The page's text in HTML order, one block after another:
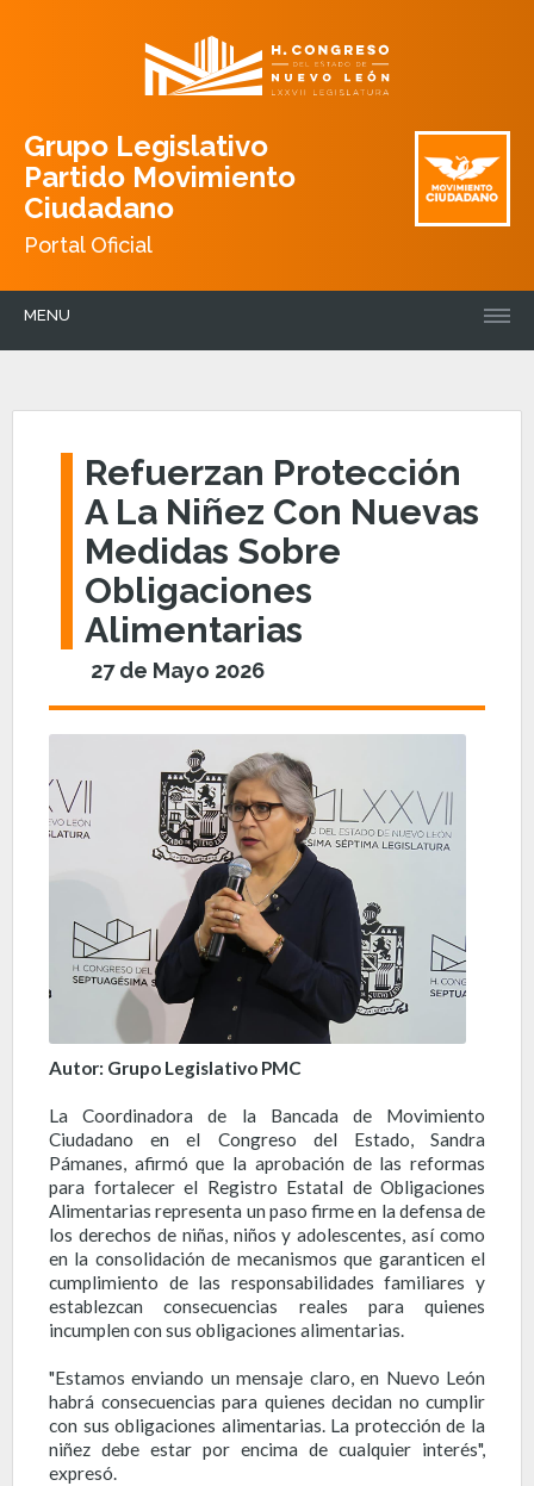
Grupo Legislativo
Partido Movimiento
Ciudadano
Portal Oficial
MENU
Refuerzan Protección
A La Niñez Con Nuevas
Medidas Sobre
Obligaciones
Alimentarias
27 de Mayo 2026
Autor: Grupo Legislativo PMC
La Coordinadora de la Bancada de Movimiento
Ciudadano en el Congreso del Estado, Sandra
Pámanes, afirmó que la aprobación de las reformas
para fortalecer el Registro Estatal de Obligaciones
Alimentarias representa un paso firme en la defensa de
los derechos de niñas, niños y adolescentes, así como
en la consolidación de mecanismos que garanticen el
cumplimiento de las responsabilidades familiares y
establezcan consecuencias reales para quienes
incumplen con sus obligaciones alimentarias.
"Estamos enviando un mensaje claro, en Nuevo León
habrá consecuencias para quienes decidan no cumplir
con sus obligaciones alimentarias. La protección de la
niñez debe estar por encima de cualquier interés",
expresó.